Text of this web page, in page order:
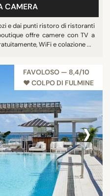
CAMERA
e dai punti ristoro di ristoranti
offre camere con TV a
WiFi e colazione ...
FAVOLOSO — 8,4/10
♥︎ COLPO DI FULMINE
›